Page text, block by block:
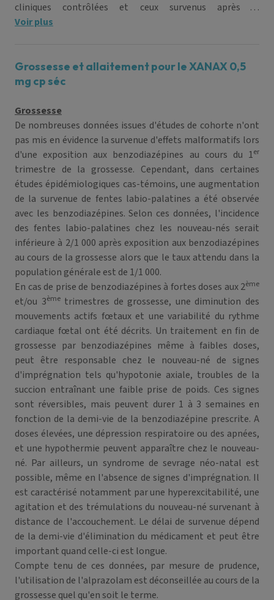
cliniques contrôlées et ceux survenus après la
commercialisation sont les suivants :
Voir plus
Grossesse et allaitement pour le XANAX 0,5
mg cp séc
Grossesse
De nombreuses données issues d'études de cohorte n'ont
pas mis en évidence la survenue d'effets malformatifs lors
d'une exposition aux benzodiazépines au cours du 1er
trimestre de la grossesse. Cependant, dans certaines
études épidémiologiques cas-témoins, une augmentation
de la survenue de fentes labio-palatines a été observée
avec les benzodiazépines. Selon ces données, l'incidence
des fentes labio-palatines chez les nouveau-nés serait
inférieure à 2/1 000 après exposition aux benzodiazépines
au cours de la grossesse alors que le taux attendu dans la
population générale est de 1/1 000.
En cas de prise de benzodiazépines à fortes doses aux 2ème
et/ou 3èmetrimestres de grossesse, une diminution des
mouvements actifs fœtaux et une variabilité du rythme
cardiaque fœtal ont été décrits. Un traitement en fin de
grossesse par benzodiazépines même à faibles doses,
peut être responsable chez le nouveau-né de signes
d'imprégnation tels qu'hypotonie axiale, troubles de la
succion entraînant une faible prise de poids. Ces signes
sont réversibles, mais peuvent durer 1 à 3 semaines en
fonction de la demi-vie de la benzodiazépine prescrite. A
doses élevées, une dépression respiratoire ou des apnées,
et une hypothermie peuvent apparaître chez le nouveau-
né. Par ailleurs, un syndrome de sevrage néo-natal est
possible, même en l'absence de signes d'imprégnation. Il
est caractérisé notamment par une hyperexcitabilité, une
agitation et des trémulations du nouveau-né survenant à
distance de l'accouchement. Le délai de survenue dépend
de la demi-vie d'élimination du médicament et peut être
important quand celle-ci est longue.
Compte tenu de ces données, par mesure de prudence,
l'utilisation de l'alprazolam est déconseillée au cours de la
grossesse quel qu'en soit le terme.